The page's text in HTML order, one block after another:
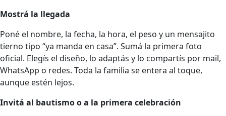
Mostrá la llegada
Poné el nombre, la fecha, la hora, el peso y un mensajito
tierno tipo “ya manda en casa”. Sumá la primera foto
oficial. Elegís el diseño, lo adaptás y lo compartís por mail,
WhatsApp o redes. Toda la familia se entera al toque,
aunque estén lejos.
Invitá al bautismo o a la primera celebración